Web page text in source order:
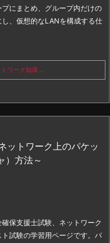
にまとめ、グループ内だけの
し、仮想的なLANを構成する仕
ワーク知識 ...
ットワーク上のパケッ
）方法～
保支援士試験、ネットワーク
試験の学習用ページです。 パ